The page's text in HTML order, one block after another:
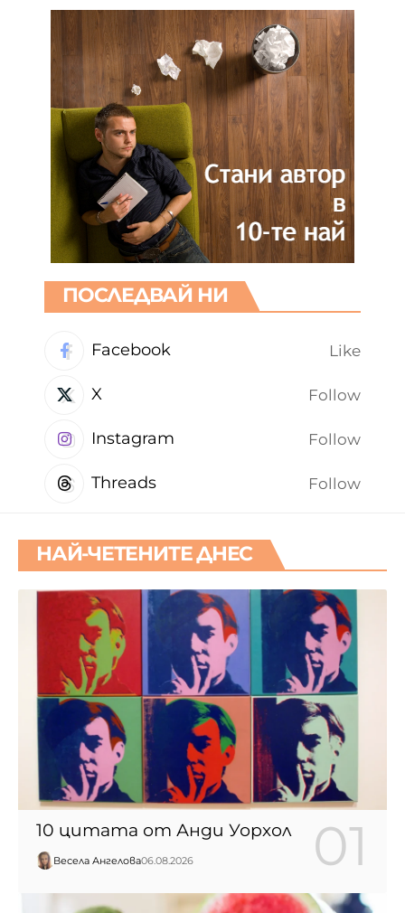
ПОСЛЕДВАЙ НИ
Facebook Like
X Follow
Instagram Follow
Threads Follow
НАЙ-ЧЕТЕНИТЕ ДНЕС
10 цитата от Анди Уорхол
Весела Ангелова06.08.2026